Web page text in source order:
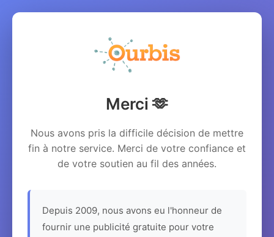
Merci 🫶
Nous avons pris la difficile décision de mettre
fin à notre service. Merci de votre confiance et
de votre soutien au fil des années.
Depuis 2009, nous avons eu l'honneur de
fournir une publicité gratuite pour votre